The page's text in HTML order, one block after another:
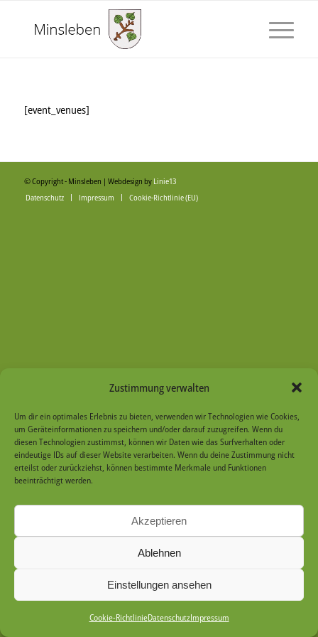
Zustimmung verwalten
Um dir ein optimales Erlebnis zu bieten, verwenden wir Technologien wie Cookies,
um Geräteinformationen zu speichern und/oder darauf zuzugreifen. Wenn du
diesen Technologien zustimmst, können wir Daten wie das Surfverhalten oder
eindeutige IDs auf dieser Website verarbeiten. Wenn du deine Zustimmung nicht
erteilst oder zurückziehst, können bestimmte Merkmale und Funktionen
beeinträchtigt werden.
Akzeptieren
Ablehnen
Einstellungen ansehen
Cookie-RichtlinieDatenschutzImpressum
[event_venues]
© Copyright - Minsleben | Webdesign by Linie13
Datenschutz
Impressum Cookie-Richtlinie (EU)